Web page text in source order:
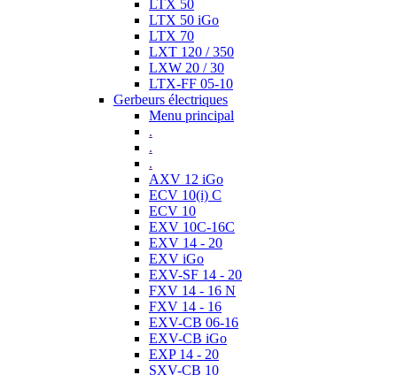
LTX 50
LTX 50 iGo
LTX 70
LXT 120 / 350
LXW 20 / 30
LTX-FF 05-10
Gerbeurs électriques
Menu principal
.
.
.
AXV 12 iGo
ECV 10(i) C
ECV 10
EXV 10C-16C
EXV 14 - 20
EXV iGo
EXV-SF 14 - 20
FXV 14 - 16 N
FXV 14 - 16
EXV-CB 06-16
EXV-CB iGo
EXP 14 - 20
SXV-CB 10